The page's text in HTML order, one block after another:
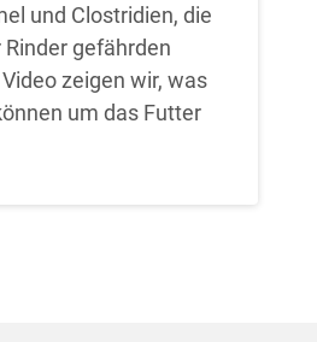
und Clostridien, die
gefährden
zeigen wir, was
um das Futter